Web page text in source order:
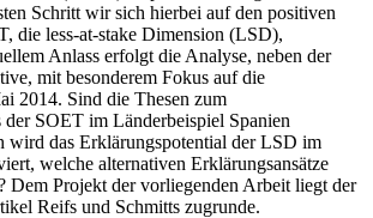
Schritt wir sich hierbei auf den positiven
die less-at-stake Dimension (LSD),
Anlass erfolgt die Analyse, neben der
mit besonderem Fokus auf die
2014. Sind die Thesen zum
SOET im Länderbeispiel Spanien
wird das Erklärungspotential der LSD im
welche alternativen Erklärungsansätze
Dem Projekt der vorliegenden Arbeit liegt der
Reifs und Schmitts zugrunde.